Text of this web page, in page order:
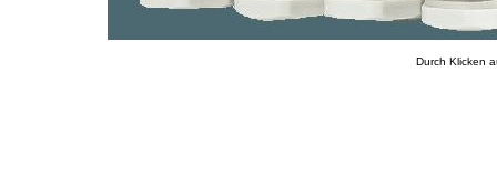
Durch Klicken